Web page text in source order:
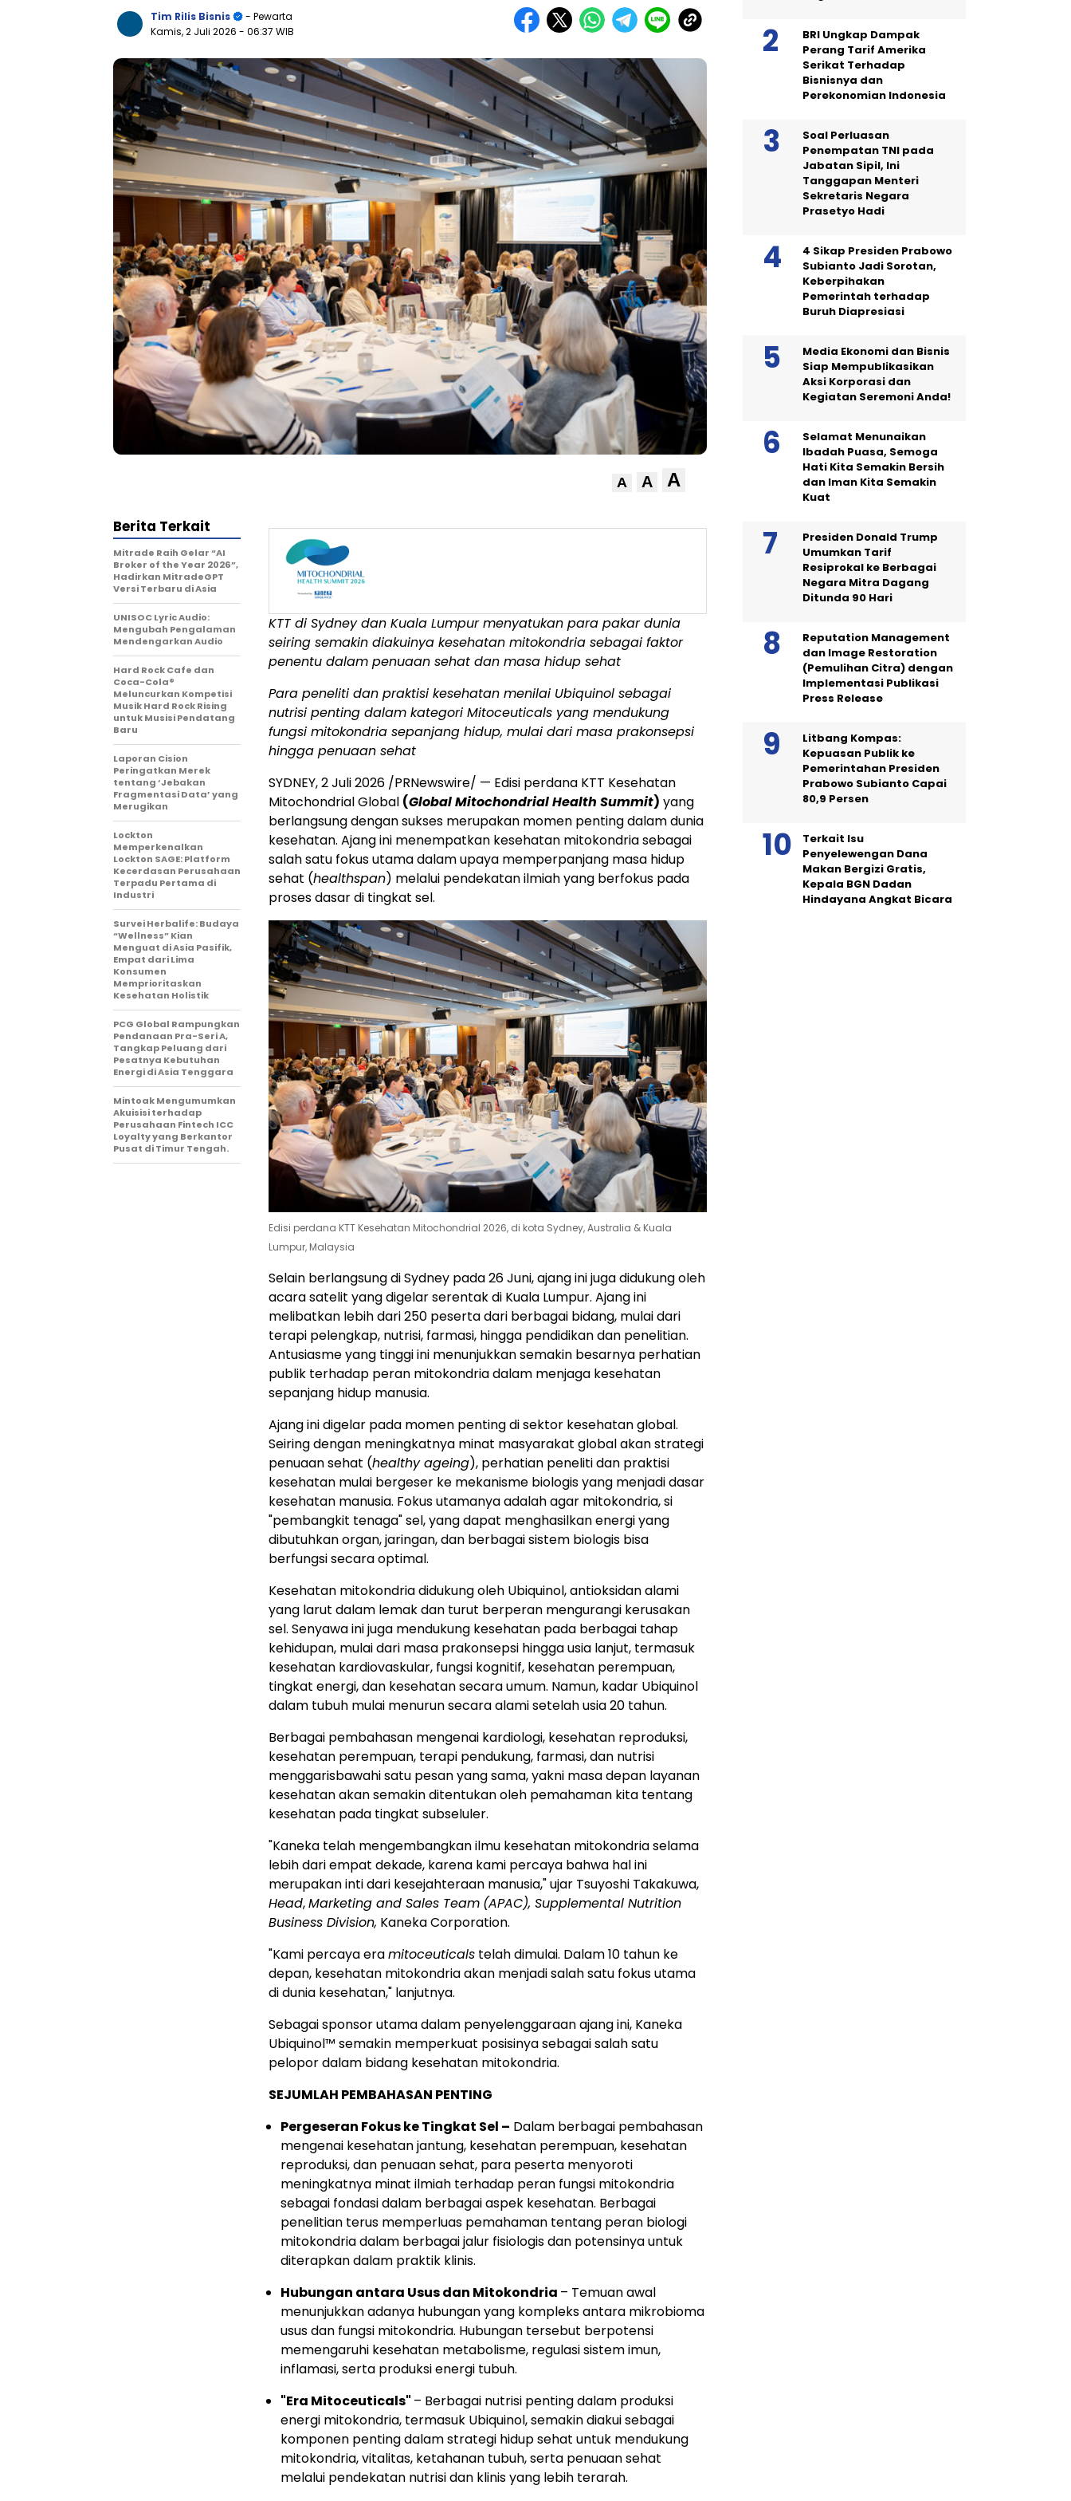
Tim Rilis Bisnis
- Pewarta
Kamis, 2 Juli 2026 - 06:37 WIB
A A A
KTT di Sydney dan Kuala Lumpur menyatukan para pakar dunia
seiring semakin diakuinya kesehatan mitokondria sebagai faktor
penentu dalam penuaan sehat dan masa hidup sehat
Para peneliti dan praktisi kesehatan menilai Ubiquinol sebagai
nutrisi penting dalam kategori Mitoceuticals yang mendukung
fungsi mitokondria sepanjang hidup, mulai dari masa prakonsepsi
hingga penuaan sehat
SYDNEY, 2 Juli 2026 /PRNewswire/ — Edisi perdana KTT Kesehatan
Mitochondrial Global (Global Mitochondrial Health Summit) yang
berlangsung dengan sukses merupakan momen penting dalam dunia
kesehatan. Ajang ini menempatkan kesehatan mitokondria sebagai
salah satu fokus utama dalam upaya memperpanjang masa hidup
sehat (healthspan) melalui pendekatan ilmiah yang berfokus pada
proses dasar di tingkat sel.
Edisi perdana KTT Kesehatan Mitochondrial 2026, di kota Sydney, Australia & Kuala
Lumpur, Malaysia
Selain berlangsung di Sydney pada 26 Juni, ajang ini juga didukung oleh
acara satelit yang digelar serentak di Kuala Lumpur. Ajang ini
melibatkan lebih dari 250 peserta dari berbagai bidang, mulai dari
terapi pelengkap, nutrisi, farmasi, hingga pendidikan dan penelitian.
Antusiasme yang tinggi ini menunjukkan semakin besarnya perhatian
publik terhadap peran mitokondria dalam menjaga kesehatan
sepanjang hidup manusia.
Ajang ini digelar pada momen penting di sektor kesehatan global.
Seiring dengan meningkatnya minat masyarakat global akan strategi
penuaan sehat (healthy ageing), perhatian peneliti dan praktisi
kesehatan mulai bergeser ke mekanisme biologis yang menjadi dasar
kesehatan manusia. Fokus utamanya adalah agar mitokondria, si
"pembangkit tenaga" sel, yang dapat menghasilkan energi yang
dibutuhkan organ, jaringan, dan berbagai sistem biologis bisa
berfungsi secara optimal.
Kesehatan mitokondria didukung oleh Ubiquinol, antioksidan alami
yang larut dalam lemak dan turut berperan mengurangi kerusakan
sel. Senyawa ini juga mendukung kesehatan pada berbagai tahap
kehidupan, mulai dari masa prakonsepsi hingga usia lanjut, termasuk
kesehatan kardiovaskular, fungsi kognitif, kesehatan perempuan,
tingkat energi, dan kesehatan secara umum. Namun, kadar Ubiquinol
dalam tubuh mulai menurun secara alami setelah usia 20 tahun.
Berbagai pembahasan mengenai kardiologi, kesehatan reproduksi,
kesehatan perempuan, terapi pendukung, farmasi, dan nutrisi
menggarisbawahi satu pesan yang sama, yakni masa depan layanan
kesehatan akan semakin ditentukan oleh pemahaman kita tentang
kesehatan pada tingkat subseluler.
"Kaneka telah mengembangkan ilmu kesehatan mitokondria selama
lebih dari empat dekade, karena kami percaya bahwa hal ini
merupakan inti dari kesejahteraan manusia," ujar Tsuyoshi Takakuwa,
Head,Marketing and Sales Team (APAC), Supplemental Nutrition
Business Division, Kaneka Corporation.
"Kami percaya eramitoceuticals telah dimulai. Dalam 10 tahun ke
depan, kesehatan mitokondria akan menjadi salah satu fokus utama
di dunia kesehatan," lanjutnya.
Sebagai sponsor utama dalam penyelenggaraan ajang ini, Kaneka
Ubiquinol™ semakin memperkuat posisinya sebagai salah satu
pelopor dalam bidang kesehatan mitokondria.
SEJUMLAH PEMBAHASAN PENTING
Pergeseran Fokus ke Tingkat Sel – Dalam berbagai pembahasan
mengenai kesehatan jantung, kesehatan perempuan, kesehatan
reproduksi, dan penuaan sehat, para peserta menyoroti
meningkatnya minat ilmiah terhadap peran fungsi mitokondria
sebagai fondasi dalam berbagai aspek kesehatan. Berbagai
penelitian terus memperluas pemahaman tentang peran biologi
mitokondria dalam berbagai jalur fisiologis dan potensinya untuk
diterapkan dalam praktik klinis.
Hubungan antara Usus dan Mitokondria – Temuan awal
menunjukkan adanya hubungan yang kompleks antara mikrobioma
usus dan fungsi mitokondria. Hubungan tersebut berpotensi
memengaruhi kesehatan metabolisme, regulasi sistem imun,
inflamasi, serta produksi energi tubuh.
"Era Mitoceuticals" – Berbagai nutrisi penting dalam produksi
energi mitokondria, termasuk Ubiquinol, semakin diakui sebagai
komponen penting dalam strategi hidup sehat untuk mendukung
mitokondria, vitalitas, ketahanan tubuh, serta penuaan sehat
melalui pendekatan nutrisi dan klinis yang lebih terarah.
Berita Terkait
Mitrade Raih Gelar “AI
Broker of the Year 2026”,
Hadirkan MitradeGPT
Versi Terbaru di Asia
UNISOC Lyric Audio:
Mengubah Pengalaman
Mendengarkan Audio
Hard Rock Cafe dan
Coca-Cola®
Meluncurkan Kompetisi
Musik Hard Rock Rising
untuk Musisi Pendatang
Baru
Laporan Cision
Peringatkan Merek
tentang ‘Jebakan
Fragmentasi Data’ yang
Merugikan
Lockton
Memperkenalkan
Lockton SAGE: Platform
Kecerdasan Perusahaan
Terpadu Pertama di
Industri
Survei Herbalife: Budaya
“Wellness” Kian
Menguat di Asia Pasifik,
Empat dari Lima
Konsumen
Memprioritaskan
Kesehatan Holistik
PCG Global Rampungkan
Pendanaan Pra-Seri A,
Tangkap Peluang dari
Pesatnya Kebutuhan
Energi di Asia Tenggara
Mintoak Mengumumkan
Akuisisi terhadap
Perusahaan Fintech ICC
Loyalty yang Berkantor
Pusat di Timur Tengah.
BRI Ungkap Dampak
Perang Tarif Amerika
Serikat Terhadap
Bisnisnya dan
Perekonomian Indonesia
Soal Perluasan
Penempatan TNI pada
Jabatan Sipil, Ini
Tanggapan Menteri
Sekretaris Negara
Prasetyo Hadi
4 Sikap Presiden Prabowo
Subianto Jadi Sorotan,
Keberpihakan
Pemerintah terhadap
Buruh Diapresiasi
Media Ekonomi dan Bisnis
Siap Mempublikasikan
Aksi Korporasi dan
Kegiatan Seremoni Anda!
Selamat Menunaikan
Ibadah Puasa, Semoga
Hati Kita Semakin Bersih
dan Iman Kita Semakin
Kuat
Presiden Donald Trump
Umumkan Tarif
Resiprokal ke Berbagai
Negara Mitra Dagang
Ditunda 90 Hari
Reputation Management
dan Image Restoration
(Pemulihan Citra) dengan
Implementasi Publikasi
Press Release
Litbang Kompas:
Kepuasan Publik ke
Pemerintahan Presiden
Prabowo Subianto Capai
80,9 Persen
Terkait Isu
Penyelewengan Dana
Makan Bergizi Gratis,
Kepala BGN Dadan
Hindayana Angkat Bicara